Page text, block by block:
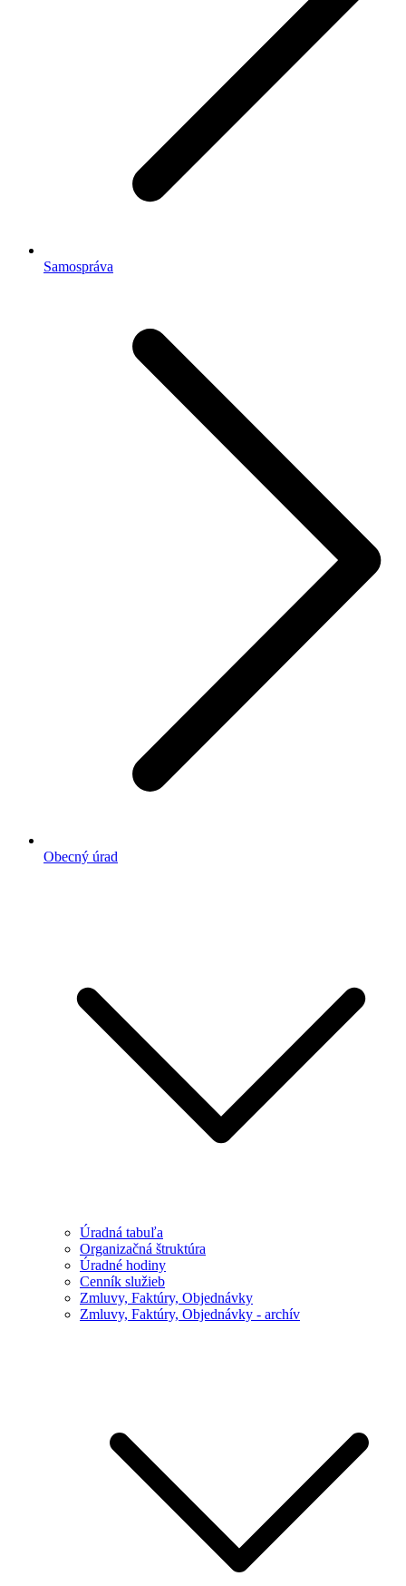
Samospráva
Obecný úrad
Úradná tabuľa
Organizačná štruktúra
Úradné hodiny
Cenník služieb
Zmluvy, Faktúry, Objednávky
Zmluvy, Faktúry, Objednávky - archív